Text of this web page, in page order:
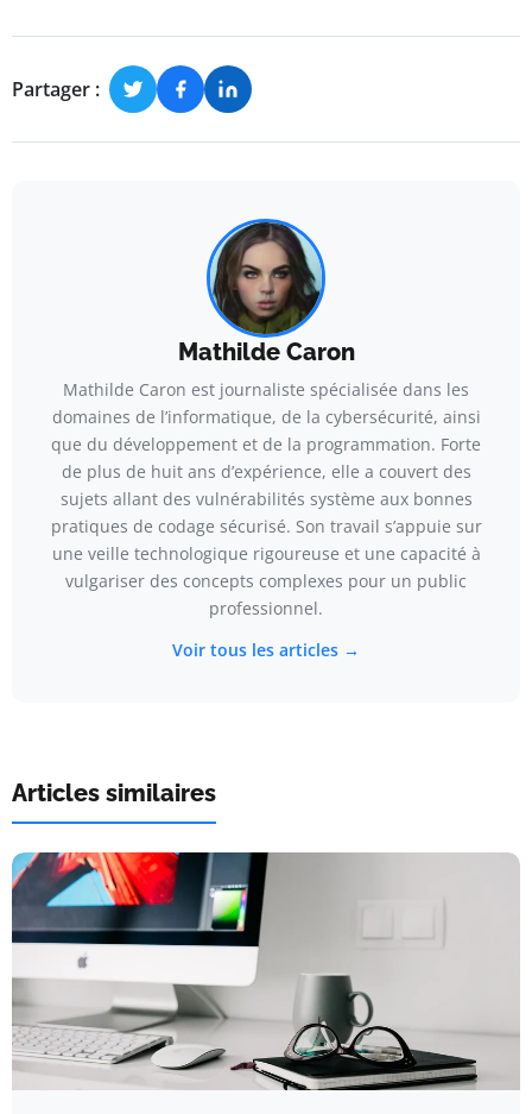
Partager :
Mathilde Caron
Mathilde Caron est journaliste spécialisée dans les
domaines de l’informatique, de la cybersécurité, ainsi
que du développement et de la programmation. Forte
de plus de huit ans d’expérience, elle a couvert des
sujets allant des vulnérabilités système aux bonnes
pratiques de codage sécurisé. Son travail s’appuie sur
une veille technologique rigoureuse et une capacité à
vulgariser des concepts complexes pour un public
professionnel.
Voir tous les articles →
Articles similaires